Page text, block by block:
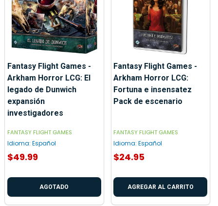
Fantasy Flight Games -
Arkham Horror LCG: El
legado de Dunwich
expansión
investigadores
FANTASY FLIGHT GAMES
Idioma: Español
$49.99
AGOTADO
Fantasy Flight Games -
Arkham Horror LCG:
Fortuna e insensatez
Pack de escenario
FANTASY FLIGHT GAMES
Idioma: Español
$24.95
AGREGAR AL CARRITO